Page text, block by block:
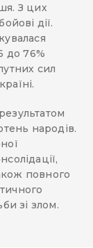
З цих
дії.
до 76%
сил
народів.
повного
зі злом.